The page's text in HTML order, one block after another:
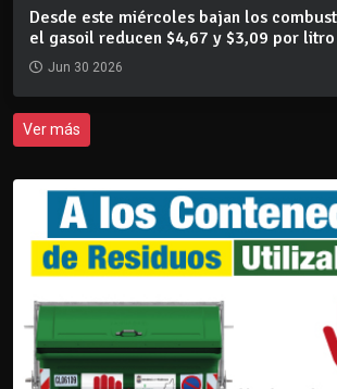
Desde este miércoles bajan los
el gasoil reducen $4,67 y $3,09 por litro
Jun 30 2026
Ver más